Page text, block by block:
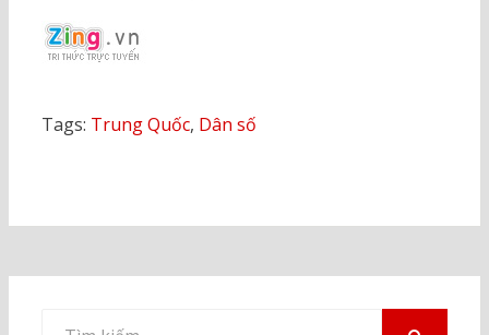
Tags: Trung Quốc, Dân số